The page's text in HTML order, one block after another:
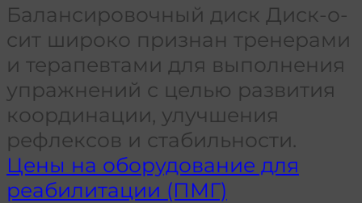
Балансировочный диск Диск-о-
сит широко признан тренерами
и терапевтами для выполнения
упражнений с целью развития
координации, улучшения
рефлексов и стабильности.
Цены на оборудование для
реабилитации (ПМГ)